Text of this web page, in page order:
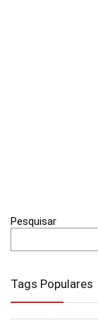
Pesquisar
Tags Populares